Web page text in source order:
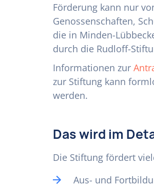
Förderung kann nur
Genossenschaften,
die in Minden-
durch die Rudloff-
Informationen zur
zur Stiftung kann
werden.
Das wird im
Die Stiftung fördert
Aus- und